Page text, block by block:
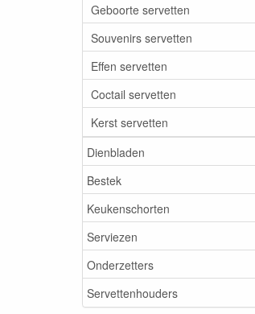
Geboorte servetten
Souvenirs servetten
Effen servetten
Coctail servetten
Kerst servetten
Dienbladen
Bestek
Keukenschorten
Serviezen
Onderzetters
Servettenhouders